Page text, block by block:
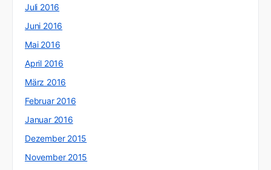
Juli 2016
Juni 2016
Mai 2016
April 2016
März 2016
Februar 2016
Januar 2016
Dezember 2015
November 2015